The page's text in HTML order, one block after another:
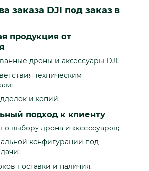
заказа DJI под заказ в
продукция от
дроны и аксессуары DJI;
техническим
и копий.
подход к клиенту
выбору дрона и аксессуаров;
конфигурации под
поставки и наличия.